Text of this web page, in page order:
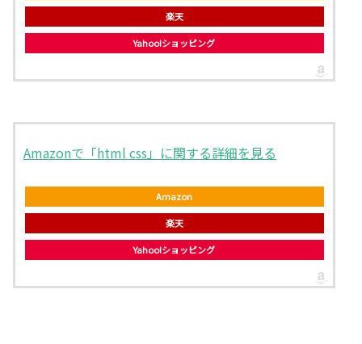
楽天
Yahoo!ショッピング
Amazonで「html css」に関する詳細を見る
Amazon
楽天
Yahoo!ショッピング